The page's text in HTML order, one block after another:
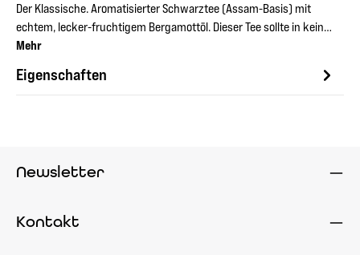
Der Klassische. Aromatisierter Schwarztee (Assam-Basis) mit
echtem, lecker-fruchtigem Bergamottöl. Dieser Tee sollte in kein…
Mehr
Eigenschaften
Newsletter
Kontakt